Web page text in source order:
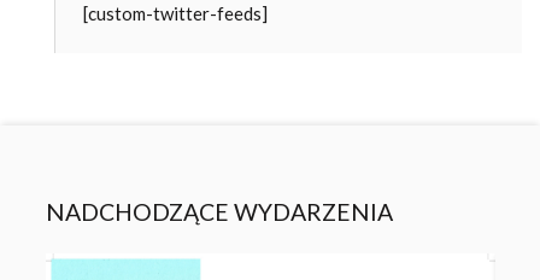
[custom-twitter-feeds]
NADCHODZĄCE WYDARZENIA